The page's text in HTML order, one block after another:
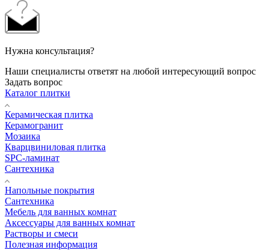
Нужна консультация?
Наши специалисты ответят на любой интересующий вопрос
Задать вопрос
Каталог плитки
Керамическая плитка
Керамогранит
Мозаика
Кварцвиниловая плитка
SPC-ламинат
Сантехника
Напольные покрытия
Сантехника
Мебель для ванных комнат
Аксессуары для ванных комнат
Растворы и смеси
Полезная информация